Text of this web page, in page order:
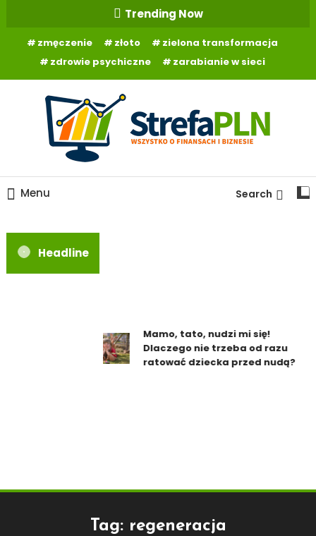
Content
Trending Now
zmęczenie złoto
zielona transformacja
zdrowie psychiczne
zarabianie w sieci
StrefaPLN.pl
Menu Search
Headline
Mamo, tato, nudzi mi się!
Dlaczego nie trzeba od razu
ratować dziecka przed nudą?
Tag: regeneracja